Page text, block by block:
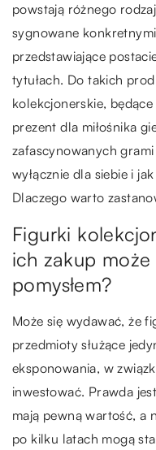
powstają różnego
sygnowane
przedstawiające
tytułach. Do takich
kolekcjonerskie,
prezent dla miłośnika
zafascynowanych
wyłącznie dla siebie i
Dlaczego warto
Figurki
ich zakup
pomysłem?
Może się wydawać, że
przedmioty służące
eksponowania, w
inwestować. Prawda
mają pewną wartość, a
po kilku latach mogą